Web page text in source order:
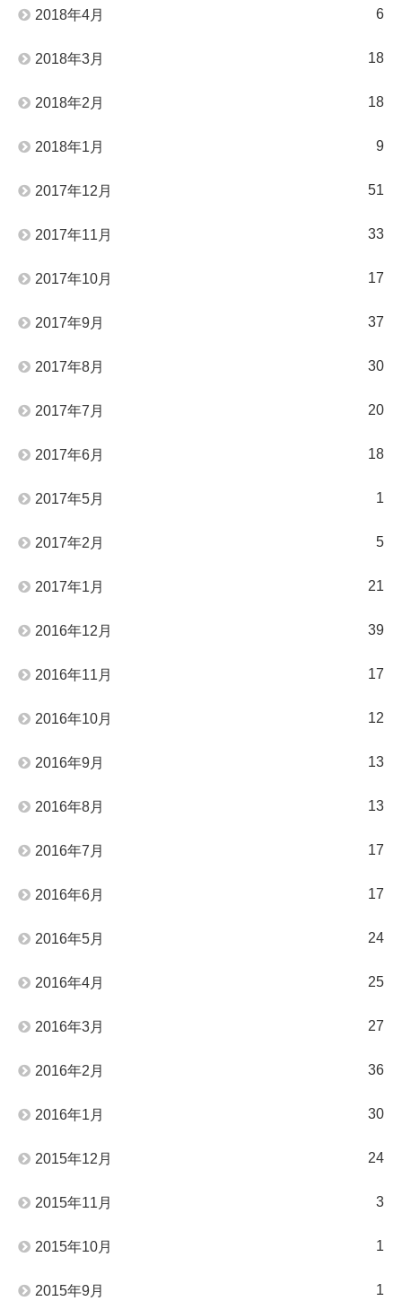
2018年4月 6
2018年3月 18
2018年2月 18
2018年1月 9
2017年12月 51
2017年11月 33
2017年10月 17
2017年9月 37
2017年8月 30
2017年7月 20
2017年6月 18
2017年5月 1
2017年2月 5
2017年1月 21
2016年12月 39
2016年11月 17
2016年10月 12
2016年9月 13
2016年8月 13
2016年7月 17
2016年6月 17
2016年5月 24
2016年4月 25
2016年3月 27
2016年2月 36
2016年1月 30
2015年12月 24
2015年11月 3
2015年10月 1
2015年9月 1